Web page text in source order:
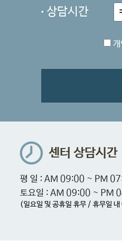
상담시간
개
센터 상담시간
평 일 : AM 09:00 ~ PM
토요일 : AM 09:00 ~ PM
(일요일 및 공휴일 휴무 / 휴무일